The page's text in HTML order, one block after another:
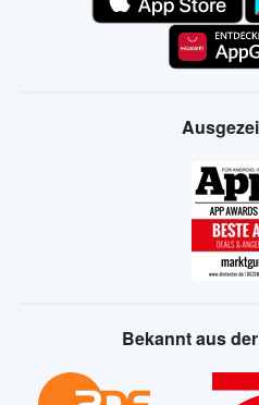
Bekannt aus